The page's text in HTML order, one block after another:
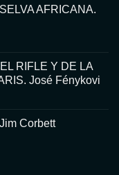
AFRICANA.
RIFLE Y DE LA
José Fénykovi
Corbett